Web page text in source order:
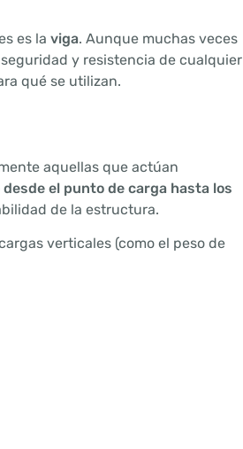
es la viga. Aunque muchas veces
y resistencia de cualquier
qué se utilizan.
aquellas que actúan
el punto de carga hasta los
de la estructura.
verticales (como el peso de